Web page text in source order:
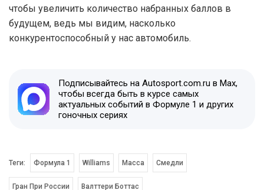
чтобы увеличить количество набранных баллов в
будущем, ведь мы видим, насколько
конкурентоспособный у нас автомобиль.
Подписывайтесь на Autosport.com.ru в Max,
чтобы всегда быть в курсе самых
актуальных событий в Формуле 1 и других
гоночных сериях
Теги: Формула 1 Williams Масса Смедли
Гран При России Валттери Боттас